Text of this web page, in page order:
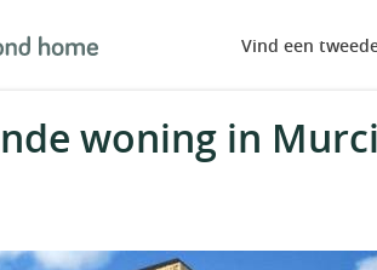
Vind een
woning in